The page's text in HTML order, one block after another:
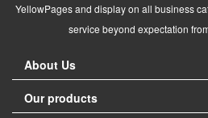
YellowPages and display on all business
service beyond expectation
About Us
Our products